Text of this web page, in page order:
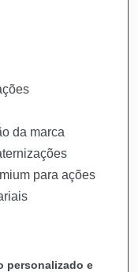
da marca
para ações
personalizado e